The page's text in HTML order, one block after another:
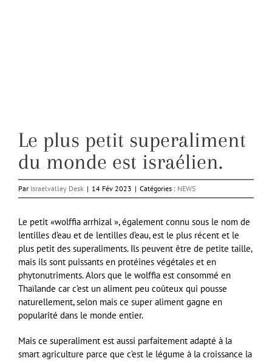
Le plus petit superaliment
du monde est israélien.
Par Israelvalley Desk | 14 Fév 2023 | Catégories : NEWS
Le petit «wolffia arrhizal », également connu sous le nom de
lentilles d’eau et de lentilles d’eau, est le plus récent et le
plus petit des superaliments. Ils peuvent être de petite taille,
mais ils sont puissants en protéines végétales et en
phytonutriments. Alors que le wolffia est consommé en
Thaïlande car c’est un aliment peu coûteux qui pousse
naturellement, selon mais ce super aliment gagne en
popularité dans le monde entier.
Mais ce superaliment est aussi parfaitement adapté à la
smart agriculture parce que c’est le légume à la croissance la